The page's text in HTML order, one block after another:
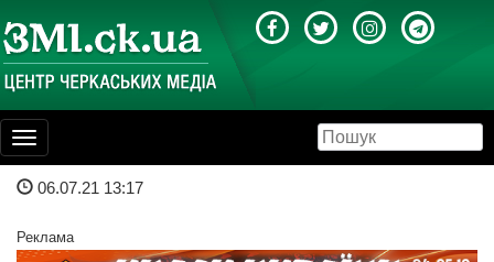
Toggle
navigation
06.07.21 13:17
Реклама